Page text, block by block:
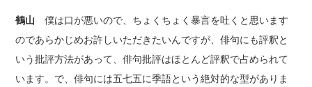
鶴山 僕は口が悪いので、ちょくちょく暴言を吐くと思います
のであらかじめお許しいただきたいんですが、俳句にも評釈と
いう批評方法があって、俳句批評はほとんど評釈で占められて
います。で、俳句には五七五に季語という絶対的な型がありま